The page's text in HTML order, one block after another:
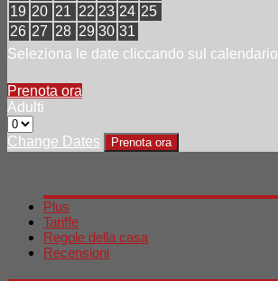
19 20 21 22 23 24 25
26 27 28 29 30 31
Seleziona le date cliccando sul calendario
Prenota ora
Adulti
Change Dates Prenota ora
Plus
Tariffe
Regole della casa
Recensioni